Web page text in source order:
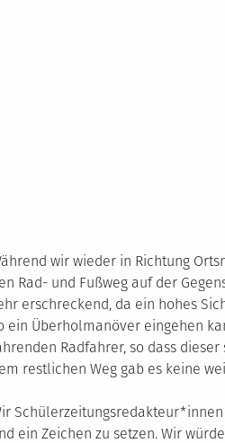
wir wieder in Richtung
Rad- und Fußweg auf der
erschreckend, da ein hohes
ein Überholmanöver eingehen
Radfahrer, so dass
restlichen Weg gab es keine
ein Zeichen zu setzen. Wir